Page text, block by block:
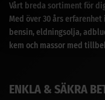
Vårt breda sortiment för
Med över 30 års
bensin, eldningsolja,
kem och massor med
ENKLA & SÄKRA